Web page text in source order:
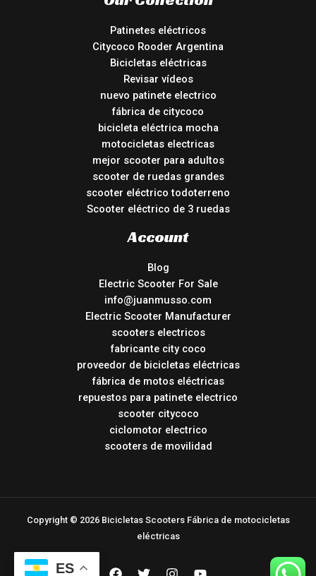
Patinetes eléctricos
Citycoco Rooder Argentina
Bicicletas eléctricas
Revisar vídeos
nuevo patinete electrico
fábrica de citycoco
bicicleta eléctrica mocha
motocicletas electricas
mejor scooter para adultos
scooter de ruedas grandes
scooter eléctrico todoterreno
Scooter eléctrico de 3 ruedas
Account
Blog
Electric Scooter For Sale
info@juanmusso.com
Electric Scooter Manufacturer
scooters electricos
fabricante city coco
proveedor de bicicletas eléctricas
fábrica de motos eléctricas
repuestos para patinete electrico
scooter citycoco
ciclomotor electrico
scooters de movilidad
Copyright © 2026 Bicicletas Scooters Fábrica de motocicletas
eléctricas
ES